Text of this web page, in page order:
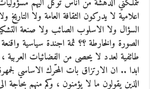
تتملكني الدهشة من اناس توكل اليهم
اعلامية لا يدركون الثقافة العامة ولا التاريخ
السؤال ولا الاسلوب الصائب ولا صنعة
الصورة والخارطة ؟؟ ثمة اجندة سياسية واقنعة
طائفية لعدد لا يحصى من الفضائيات العربية ،
ابدا .. ان الارتزاق بات المحّرك الاساسي
الذين يقولون ما لا يؤمنون ، وكم منهم بحاجة